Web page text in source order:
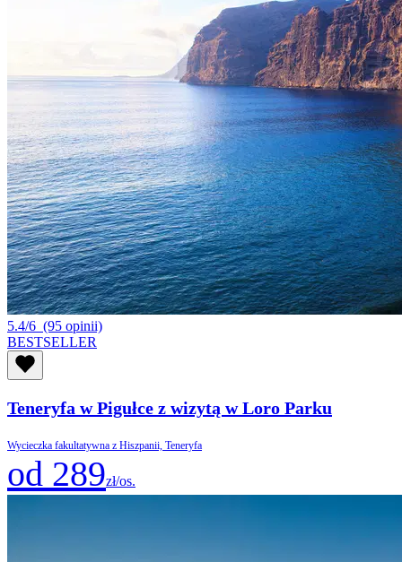
5.4/6 (95 opinii)
BESTSELLER
Teneryfa w Pigułce z wizytą w Loro Parku
Wycieczka fakultatywna z Hiszpanii, Teneryfa
od 289zł/os.